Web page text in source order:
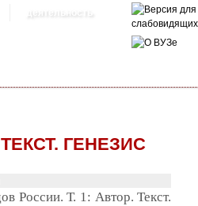
деятельность
ГЕНЕЗИС
России. Т. 1: Автор. Текст.